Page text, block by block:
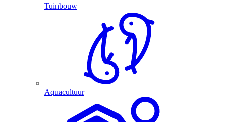
Tuinbouw
Aquacultuur